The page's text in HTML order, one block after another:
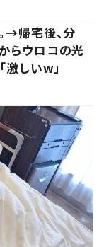
→帰宅後、分
らウロコの光
激しいw」